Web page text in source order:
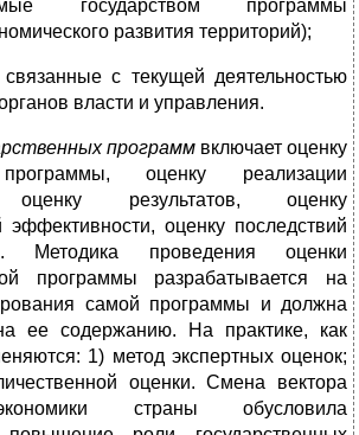
государством программы
развития территорий);
с текущей деятельностью
власти и управления.
программ включает оценку
оценку реализации
оценку результатов, оценку
эффективности, оценку последствий
Методика проведения оценки
программы разрабатывается на
самой программы и должна
ее содержанию. На практике, как
1) метод экспертных оценок;
оценки. Смена вектора
страны обусловила